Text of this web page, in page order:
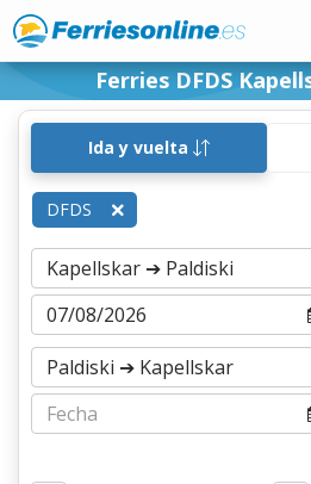
Ferries DFDS
Ida y vuelta
DFDS